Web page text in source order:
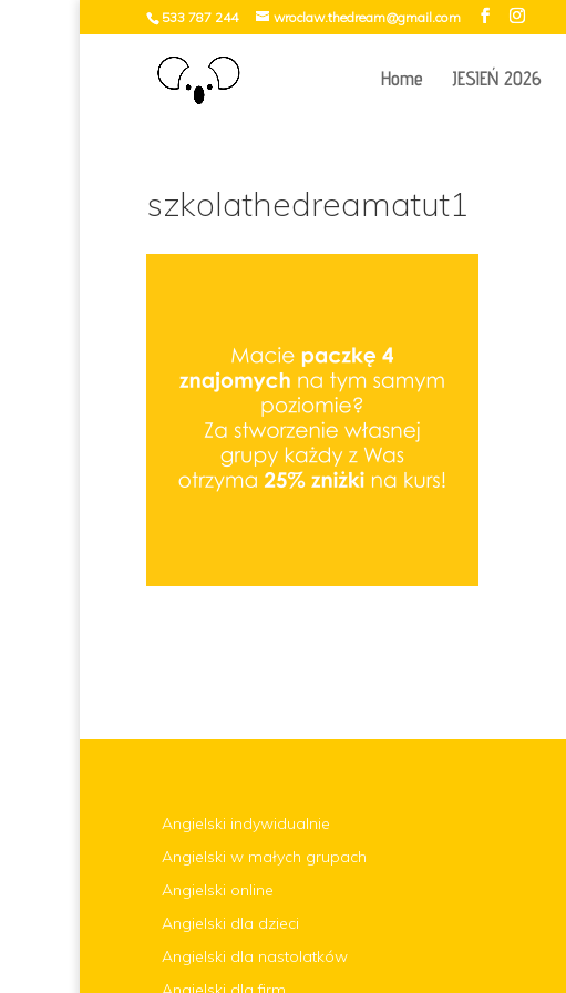
533 787 244 wroclaw.thedream@gmail.com
Home JESIEŃ 2026
szkolathedreamatut1
Angielski indywidualnie
Angielski w małych grupach
Angielski online
Angielski dla dzieci
Angielski dla nastolatków